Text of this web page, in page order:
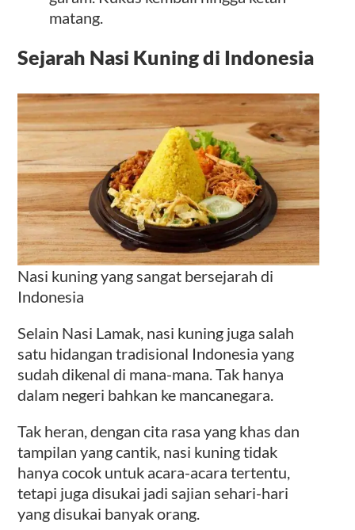
matang.
Sejarah Nasi Kuning di Indonesia
Nasi kuning yang sangat bersejarah di
Indonesia
Selain Nasi Lamak, nasi kuning juga salah
satu hidangan tradisional Indonesia yang
sudah dikenal di mana-mana. Tak hanya
dalam negeri bahkan ke mancanegara.
Tak heran, dengan cita rasa yang khas dan
tampilan yang cantik, nasi kuning tidak
hanya cocok untuk acara-acara tertentu,
tetapi juga disukai jadi sajian sehari-hari
yang disukai banyak orang.